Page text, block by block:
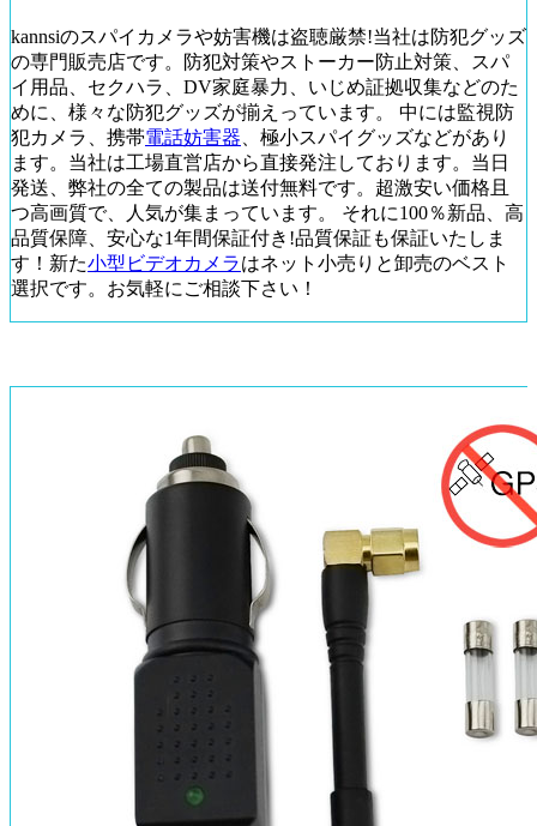
kannsiのスパイカメラや妨害機は盗聴厳禁!当社は防犯グッズ
の専門販売店です。防犯対策やストーカー防止対策、スパ
イ用品、セクハラ、DV家庭暴力、いじめ証拠収集などのた
めに、様々な防犯グッズが揃えっています。 中には監視防
犯カメラ、携帯電話妨害器、極小スパイグッズなどがあり
ます。当社は工場直営店から直接発注しております。当日
発送、弊社の全ての製品は送付無料です。超激安い価格且
つ高画質で、人気が集まっています。 それに100％新品、高
品質保障、安心な1年間保証付き!品質保証も保証いたしま
す！新た小型ビデオカメラはネット小売りと卸売のベスト
選択です。お気軽にご相談下さい！